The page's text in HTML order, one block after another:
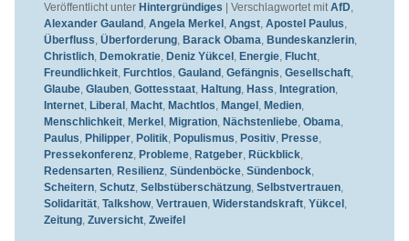
Veröffentlicht unter Hintergründiges | Verschlagwortet mit AfD
Alexander Gauland, Angela Merkel, Angst, Apostel Paulus
Überfluss Überforderung, Barack Obama Bundeskanzlerin,
Christlich, Demokratie, Deniz Yükcel, Energie, Flucht,
Freundlichkeit, Furchtlos Gauland, Gefängnis Gesellschaft,
Glaube, Glauben, Gottesstaat, Haltung, Hass Integration,
Internet, Liberal, Macht, Machtlos Mangel, Medien,
Menschlichkeit, Merkel, Migration, Nächstenliebe, Obama
Paulus Philipper, Politik, Populismus Positiv, Presse,
Pressekonferenz, Probleme, Ratgeber, Rückblick,
Redensarten, Resilienz, Sündenböcke, Sündenbock,
Scheitern, Schutz, Selbstüberschätzung, Selbstvertrauen,
Solidarität, Talkshow, Vertrauen, Widerstandskraft, Yükcel,
Zeitung, Zuversicht, Zweifel